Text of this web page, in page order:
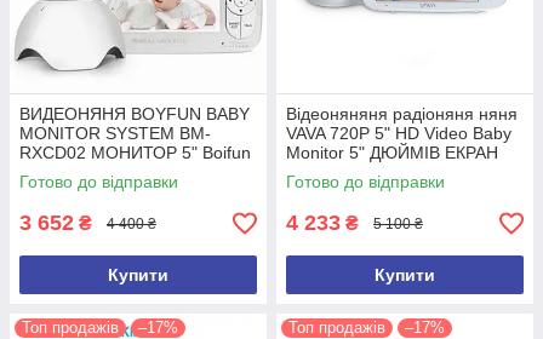
ВИДЕОНЯНЯ BOYFUN BABY
MONITOR SYSTEM BM-
RXCD02 МОНИТОР 5" Boifun
Готово до відправки
3 652 ₴ 4 400 ₴
Купити
Відеоняняня радіоняня няня
VAVA 720P 5" HD Video Baby
Monitor 5" ДЮЙМІВ ЕКРАН
Готово до відправки
4 233 ₴ 5 100 ₴
Купити
Топ продажів
–17%
Топ продажів
–17%